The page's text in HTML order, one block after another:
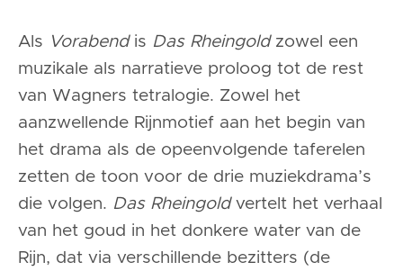
Als Vorabend is Das Rheingold zowel een
muzikale als narratieve proloog tot de rest
van Wagners tetralogie. Zowel het
aanzwellende Rijnmotief aan het begin van
het drama als de opeenvolgende taferelen
zetten de toon voor de drie muziekdrama’s
die volgen. Das Rheingold vertelt het verhaal
van het goud in het donkere water van de
Rijn, dat via verschillende bezitters (de